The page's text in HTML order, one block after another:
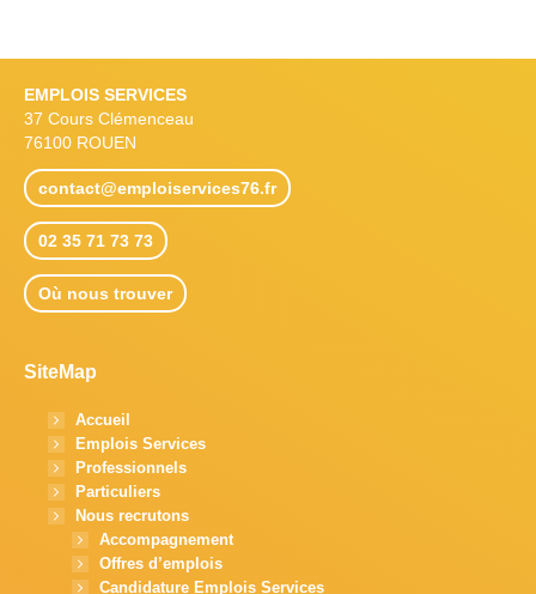
EMPLOIS SERVICES
37 Cours Clémenceau
76100 ROUEN
contact@emploiservices76.fr
02 35 71 73 73
Où nous trouver
SiteMap
Accueil
Emplois Services
Professionnels
Particuliers
Nous recrutons
Accompagnement
Offres d’emplois
Candidature Emplois Services